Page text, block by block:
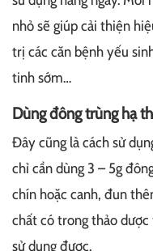
nhỏ sẽ giúp cải thiện
trị các căn bệnh yếu
tinh sớm…
Dùng đông trùng hạ
Đây cũng là cách sử
chỉ cần dùng 3 – 5g
chín hoặc canh, đun
chất có trong thảo
sử dụng được.